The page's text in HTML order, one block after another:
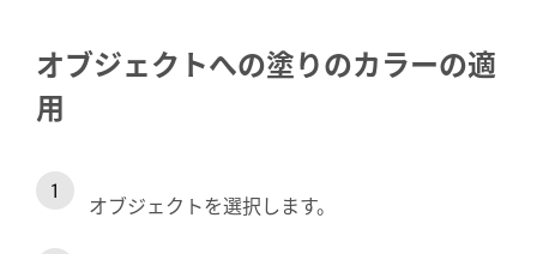
オブジェクトへの塗りのカラーの適
用
オブジェクトを選択します。